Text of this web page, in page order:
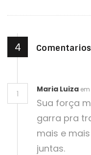
4 Comentarios
1 Maria Luiza em
Sua força
garra pra
mais e
juntas.